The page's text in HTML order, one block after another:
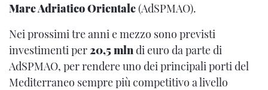
Mare Adriatico Orientale(AdSPMAO).
Nei prossimi tre anni e mezzo sono previsti
investimenti per20,5 mlndi euro da parte di
AdSPMAO, per rendere uno dei principali porti del
Mediterraneo sempre più competitivo a livello